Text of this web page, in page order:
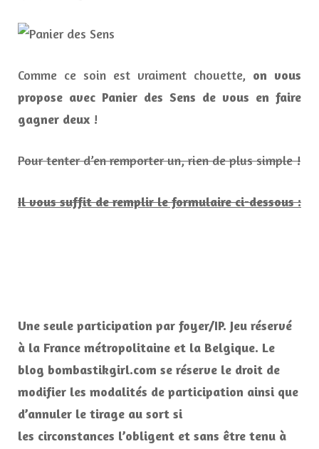
Comme ce soin est vraiment chouette, on vous
propose avec Panier des Sens de vous en faire
gagner deux !
Pour tenter d’en remporter un, rien de plus simple !
Il vous suffit de remplir le formulaire ci-dessous :
Une seule participation par foyer/IP. Jeu réservé
à la France métropolitaine et la Belgique. Le
blog bombastikgirl.com se réserve le droit de
modifier les modalités de participation ainsi que
d’annuler le tirage au sort si
les circonstances l’obligent et sans être tenu à